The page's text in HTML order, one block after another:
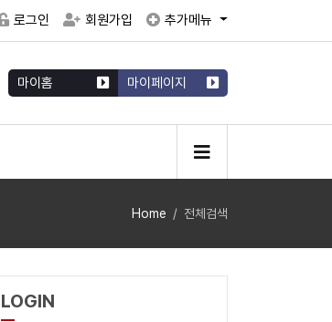
로그인 회원가입 추가메뉴
마이홈 마이페이지
Home 전체검색
LOGIN